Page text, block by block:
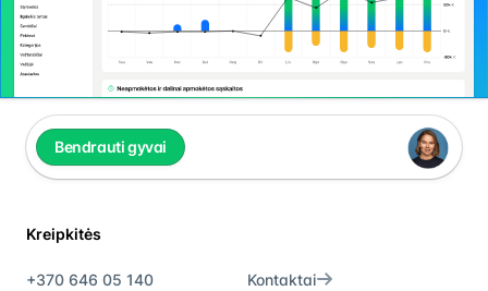
Bendrauti gyvai
Kreipkitės
+370 646 05 140 Kontaktai